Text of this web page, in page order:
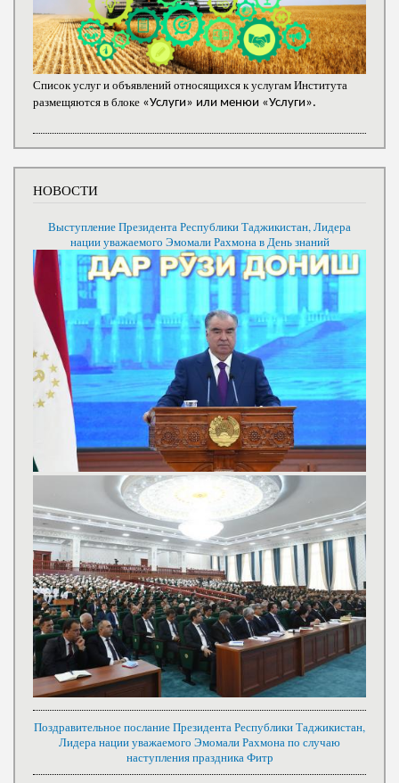
Список услуг и объявлений относящихся к услугам Института
размещяются в блоке «Услуги» или менюи «Услуги».
НОВОСТИ
Выступление Президента Республики Таджикистан, Лидера
нации уважаемого Эмомали Рахмона в День знаний
Поздравительное послание Президента Республики Таджикистан,
Лидера нации уважаемого Эмомали Рахмона по случаю
наступления праздника Фитр